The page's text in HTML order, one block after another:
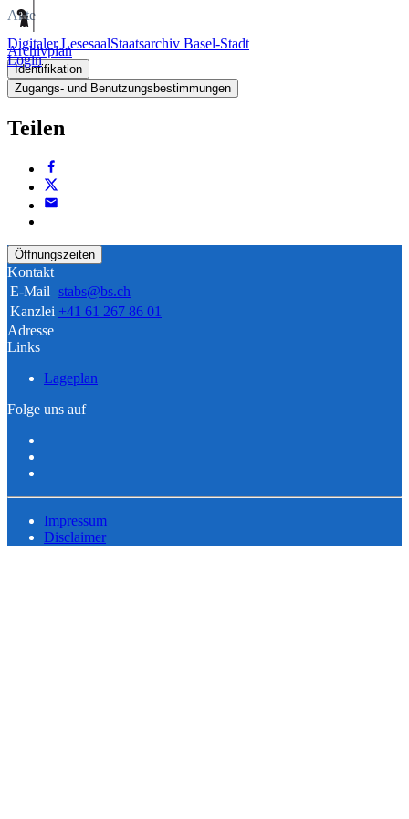
Digitaler LesesaalStaatsarchiv Basel-Stadt
Login
Akte
Archivplan
Identifikation
Zugangs- und Benutzungsbestimmungen
Teilen
Öffnungszeiten
Kontakt
E-Mail stabs@bs.ch
Kanzlei +41 61 267 86 01
Adresse
Links
Lageplan
Folge uns auf
Impressum
Disclaimer